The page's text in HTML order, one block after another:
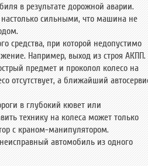
в результате дорожной аварии.
сильными, что машина не
средства, при которой недопустимо
Например, выход из строя АКПП.
предмет и проколол колесо на
отсутствует, а ближайший
в глубокий кювет или
технику на колеса может только
с краном-манипулятором.
автомобиль из одного